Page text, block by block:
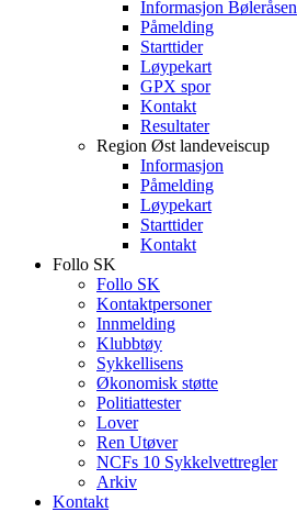
Informasjon Bøleråsen
Påmelding
Starttider
Løypekart
GPX spor
Kontakt
Resultater
Region Øst landeveiscup
Informasjon
Påmelding
Løypekart
Starttider
Kontakt
Follo SK
Follo SK
Kontaktpersoner
Innmelding
Klubbtøy
Sykkellisens
Økonomisk støtte
Politiattester
Lover
Ren Utøver
NCFs 10 Sykkelvettregler
Arkiv
Kontakt